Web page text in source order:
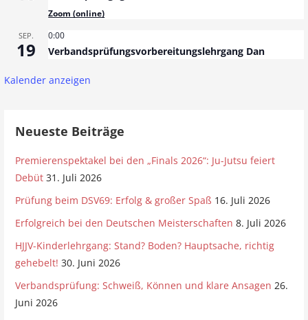
Zoom (online)
SEP.
19
0:00
Verbandsprüfungsvorbereitungslehrgang Dan
Kalender anzeigen
Neueste Beiträge
Premierenspektakel bei den „Finals 2026“: Ju-Jutsu feiert
Debüt 31. Juli 2026
Prüfung beim DSV69: Erfolg & großer Spaß 16. Juli 2026
Erfolgreich bei den Deutschen Meisterschaften 8. Juli 2026
HJJV-Kinderlehrgang: Stand? Boden? Hauptsache, richtig
gehebelt! 30. Juni 2026
Verbandsprüfung: Schweiß, Können und klare Ansagen 26.
Juni 2026